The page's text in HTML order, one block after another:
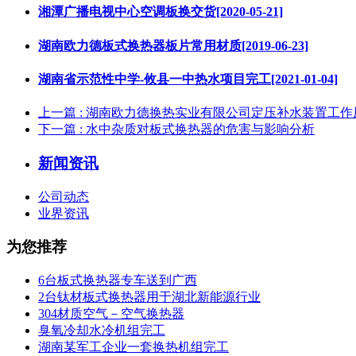
湘潭广播电视中心空调板换交货[2020-05-21]
湖南欧力德板式换热器板片常用材质[2019-06-23]
湖南省示范性中学-攸县一中热水项目完工[2021-01-04]
上一篇 : 湖南欧力德换热实业有限公司定压补水装置工
下一篇 : 水中杂质对板式换热器的危害与影响分析
新闻资讯
公司动态
业界资讯
为您推荐
6台板式换热器专车送到广西
2台钛材板式换热器用于湖北新能源行业
304材质空气－空气换热器
臭氧冷却水冷机组完工
湖南某军工企业一套换热机组完工